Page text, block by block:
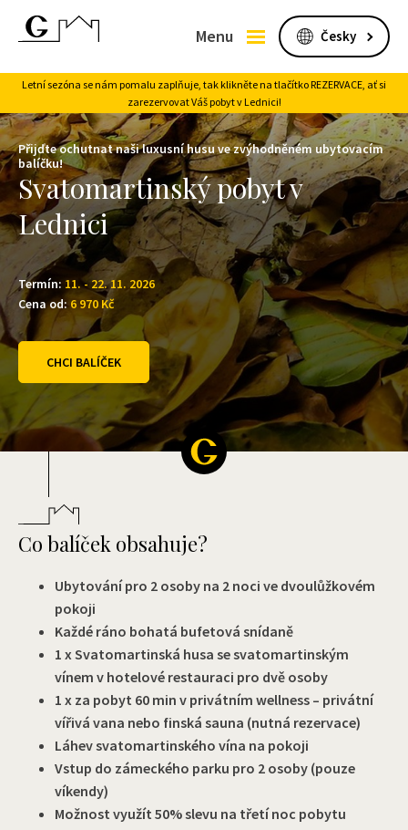
Menu
Letní sezóna se nám pomalu zaplňuje, tak klikněte na tlačítko REZERVACE, ať si
zarezervovat Váš pobyt v Lednici!
Přijďte ochutnat naši luxusní husu ve zvýhodněném ubytovacím
balíčku!
Svatomartinský pobyt v
Lednici
Termín: 11. - 22. 11. 2026
Cena od: 6 970 Kč
CHCI BALÍČEK
Co balíček obsahuje?
Ubytování pro 2 osoby na 2 noci ve dvoulůžkovém
pokoji
Každé ráno bohatá bufetová snídaně
1 x Svatomartinská husa se svatomartinským
vínem v hotelové restauraci pro dvě osoby
1 x za pobyt 60 min v privátním wellness – privátní
vířivá vana nebo finská sauna (nutná rezervace)
Láhev svatomartinského vína na pokoji
Vstup do zámeckého parku pro 2 osoby (pouze
víkendy)
Možnost využít 50% slevu na třetí noc pobytu